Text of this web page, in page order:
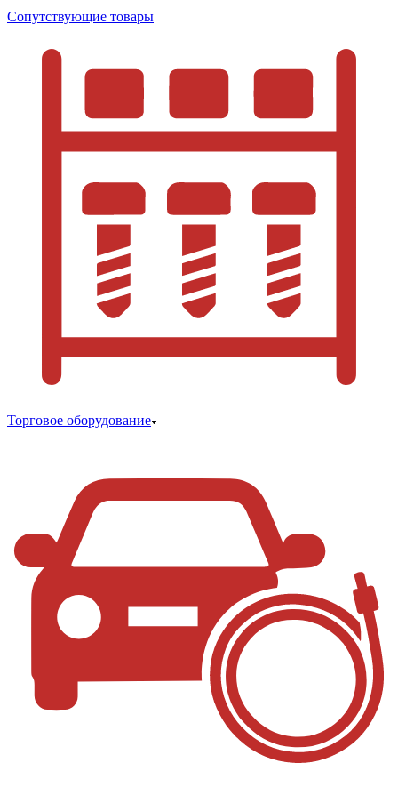
Сопутствующие товары
Торговое оборудование